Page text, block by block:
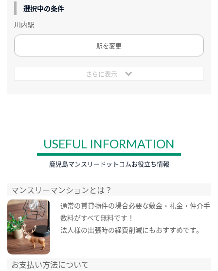
選択中の条件
川内駅
駅を変更
さらに表示
USEFUL INFORMATION
鹿児島マンスリードットコムお役立ち情報
マンスリーマンションとは？
通常の賃貸物件の場合必要な敷金・礼金・仲介手
数料がすべて無料です！
法人様の出張時の経費削減にもおすすめです。
お支払い方法について